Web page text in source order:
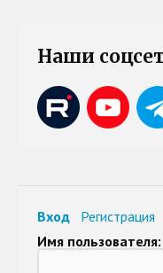
Наши
Вход Регистрация
Имя пользователя: